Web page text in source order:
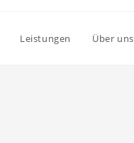
Leistungen Über uns